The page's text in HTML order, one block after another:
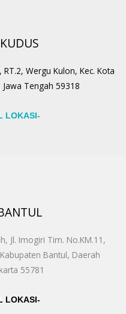
Wergu Kulon, Kec. Kota
Tengah 59318
LOKASI-
Jl. Imogiri Tim. No.KM.11,
Bantul, Daerah
55781
LOKASI-